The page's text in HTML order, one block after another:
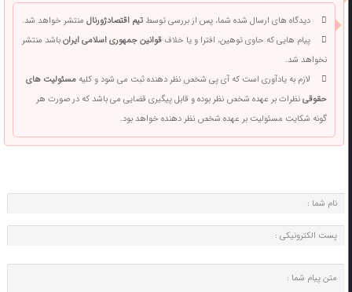
دیدگاه های ارسال شده شما، پس از بررسی توسطتیم اقتصادژورنالمنتشر خواهد شد.
پیام هایی که حاوی توهین، افترا و یا خلافقوانین جمهوری اسلامی ایرانباشد منتشر
نخواهد شد.
لازم به یادآوری است که آی پی شخص نظر دهنده ثبت می شود و کلیهمسئولیت های
حقوقینظرات بر عهده شخص نظر بوده و قابل پیگیری قضایی می باشد که در صورت هر
گونه شکایت مسئولیت بر عهده شخص نظر دهنده خواهد بود.